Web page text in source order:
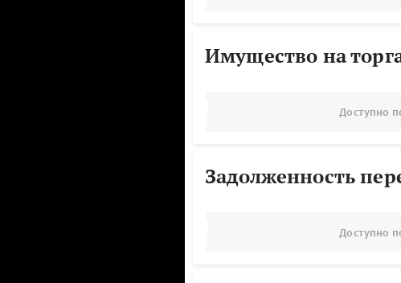
Имущество на
Доступно
Задолженность
Доступно